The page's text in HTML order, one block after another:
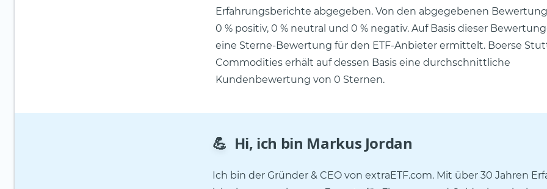
Erfahrungsberichte abgegeben. Von den abgegebenen
0 % positiv, 0 % neutral und 0 % negativ. Auf Basis dieser
eine Sterne-Bewertung für den ETF-Anbieter ermittelt. Boerse
Commodities erhält auf dessen Basis eine durch­schnittliche
Kundenbewertung von 0 Sternen.
💪 Hi, ich bin Markus Jordan
Ich bin der Gründer & CEO von extraETF.com. Mit über 30 Jahren